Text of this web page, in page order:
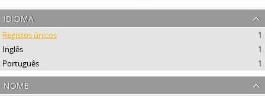
idioma
Registos únicos
1
Inglês
1
Português
1
nome